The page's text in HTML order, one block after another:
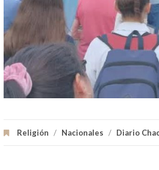
Religión / Nacionales / Diario